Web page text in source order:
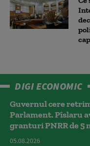
DIGI ECONOMIC
Guvernul cere
Parlament. Pîslaru
granturi PNRR de 5
05.08.2026